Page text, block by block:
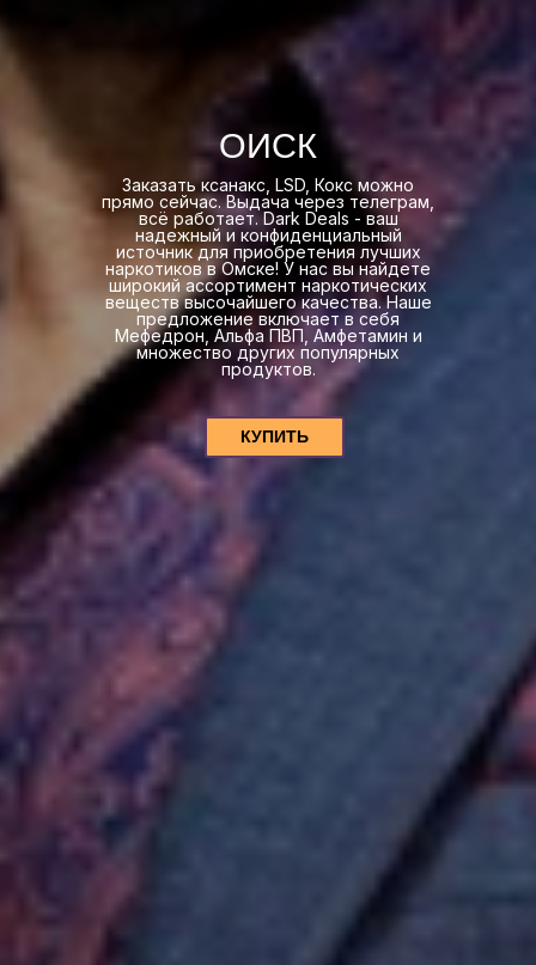
ОИСК
Заказать ксанакс, LSD, Кокс можно
прямо сейчас. Выдача через телеграм,
всё работает. Dark Deals - ваш
надежный и конфиденциальный
источник для приобретения лучших
наркотиков в Омске! У нас вы найдете
широкий ассортимент наркотических
веществ высочайшего качества. Наше
предложение включает в себя
Мефедрон, Альфа ПВП, Амфетамин и
множество других популярных
продуктов.
КУПИТЬ